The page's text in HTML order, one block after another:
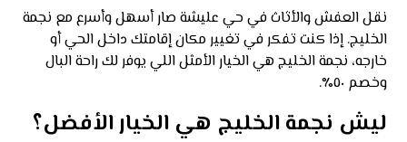
نقل العفش والأثاث في حي عليشة صار أسهل وأسرع مع نجمة
الخليج. إذا كنت تفكر في تغيير مكان إقامتك داخل الحي أو
خارجه، نجمة الخليج هي الخيار الأمثل اللي يوفر لك راحة البال
وخصم ٥٠٪.
ليش نجمة الخليج هي الخيار الأفضل؟